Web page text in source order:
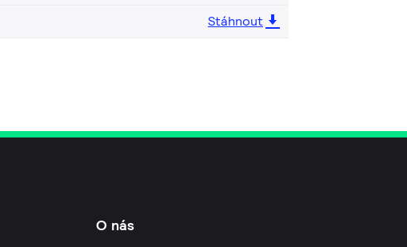
Stáhnout
O nás